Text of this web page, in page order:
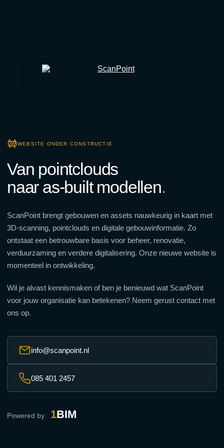
WEBSITE ONDER CONSTRUCTIE
Van pointclouds
naar as-built modellen.
ScanPoint brengt gebouwen en assets nauwkeurig in kaart met
3D-scanning, pointclouds en digitale gebouwinformatie. Zo
ontstaat een betrouwbare basis voor beheer, renovatie,
verduurzaming en verdere digitalisering. Onze nieuwe website is
momenteel in ontwikkeling.
Wil je alvast kennismaken of ben je benieuwd wat ScanPoint
voor jouw organisatie kan betekenen? Neem gerust contact met
ons op.
info@scanpoint.nl
085 401 2457
Powered by 1BIM